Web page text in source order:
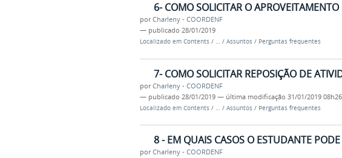
6- COMO SOLICITAR O
porCharleny - COORDENF
— publicado 28/01/2019
Localizado em Contents / … / Assuntos / Perguntas frequentes
7- COMO SOLICITAR REPOSIÇÃO DE
porCharleny - COORDENF
— publicado 28/01/2019 — última modificação 31/01/2019 08h26
Localizado em Contents / … / Assuntos / Perguntas frequentes
8 - EM QUAIS CASOS O ESTUDANTE
porCharleny - COORDENF